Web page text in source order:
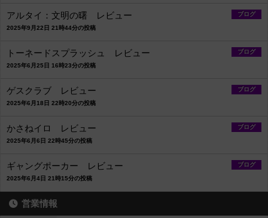
ブログ
アルタイ：文明の曙 レビュー
2025年9月22日 21時44分の投稿
ブログ
トーネードスプラッシュ レビュー
2025年6月25日 16時23分の投稿
ブログ
ゲスクラブ レビュー
2025年6月18日 22時20分の投稿
ブログ
かさねイロ レビュー
2025年6月6日 22時45分の投稿
ブログ
ギャングポーカー レビュー
2025年6月4日 21時15分の投稿
営業情報